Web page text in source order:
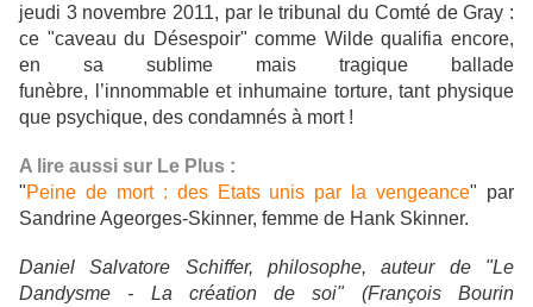
jeudi 3 novembre 2011, par le tribunal du Comté de Gray :
ce "caveau du Désespoir" comme Wilde qualifia encore,
en sa sublime mais tragique ballade
funèbre, l’innommable et inhumaine torture, tant physique
que psychique, des condamnés à mort !
A lire aussi sur Le Plus :
"Peine de mort : des Etats unis par la vengeance" par
Sandrine Ageorges-Skinner, femme de Hank Skinner.
Daniel Salvatore Schiffer, philosophe, auteur de "Le
Dandysme - La création de soi" (François Bourin